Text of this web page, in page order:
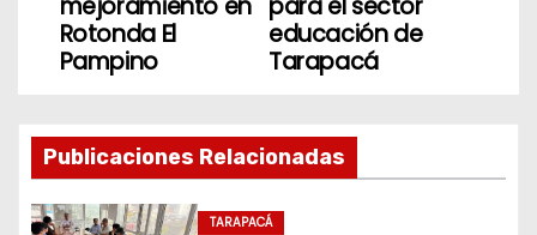
a
c
para el sector
educación de
Tarapacá
mejoramiento en
Rotonda El
Pampino
Publicaciones Relacionadas
TARAPACÁ